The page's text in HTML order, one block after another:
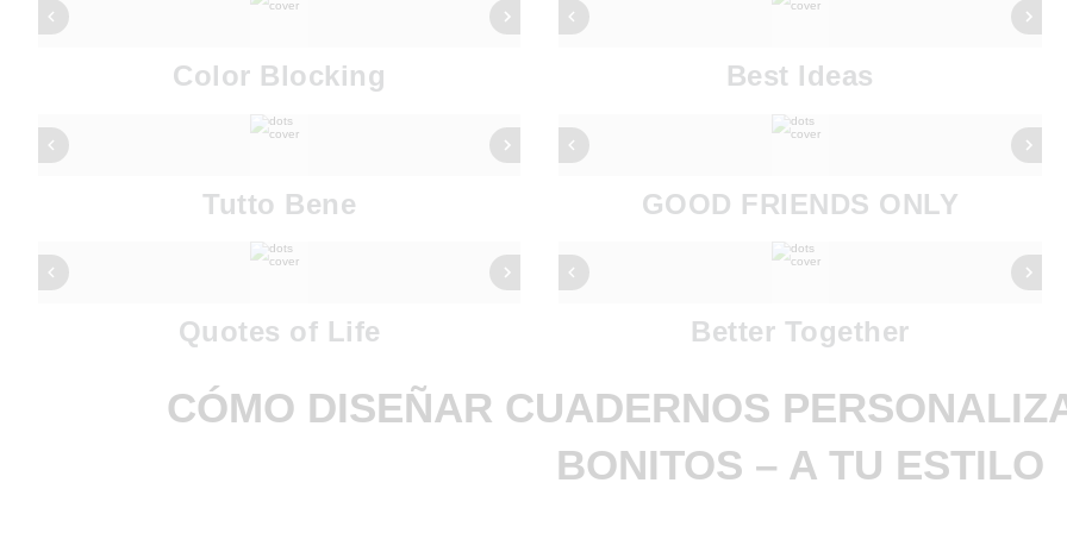
Color Blocking Best Ideas
Tutto Bene GOOD FRIENDS ONLY
Quotes of Life Better Together
CÓMO DISEÑAR CUADERNOS
BONITOS – A TU ESTILO